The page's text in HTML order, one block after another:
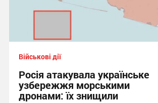
Військові дії
Росія атакувала українське
узбережжя морськими
дронами: їх знищили